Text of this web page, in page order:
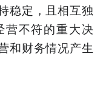
稳定，且相互独
营不符的重大决
和财务情况产生